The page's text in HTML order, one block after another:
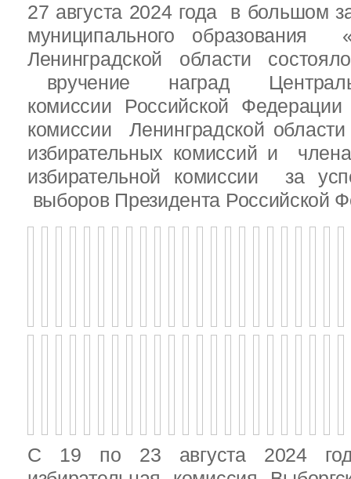
27 августа 2024 года в большом
муниципального образования
Ленинградской области
вручение наград
комиссии Российской
комиссии Ленинградской
избирательных комиссий и
избирательной комиссии за
выборов Президента Российской
С 19 по 23 августа 2024